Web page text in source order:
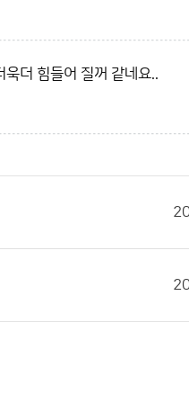
더 힘들어 질꺼 같네요..